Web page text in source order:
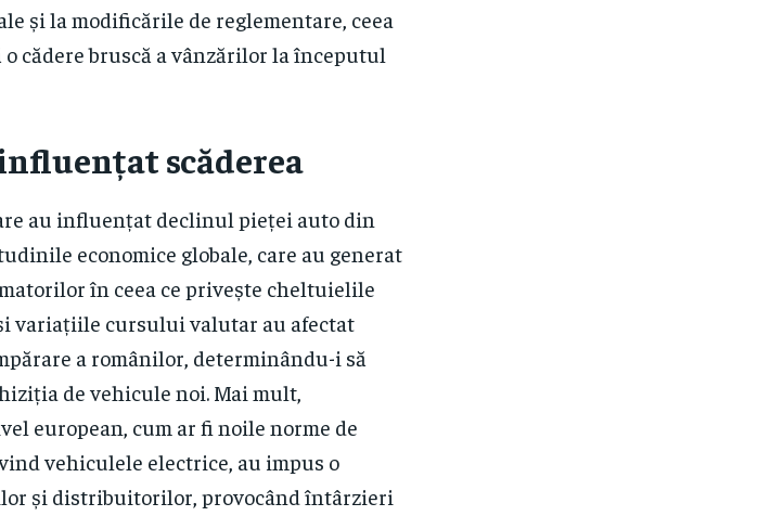
și la modificările de reglementare, ceea
cădere bruscă a vânzărilor la începutul
scăderea
au influențat declinul pieței auto din
economice globale, care au generat
în ceea ce privește cheltuielile
variațiile cursului valutar au afectat
a românilor, determinându-i să
de vehicule noi. Mai mult,
european, cum ar fi noile norme de
vehiculele electrice, au impus o
și distribuitorilor, provocând întârzieri